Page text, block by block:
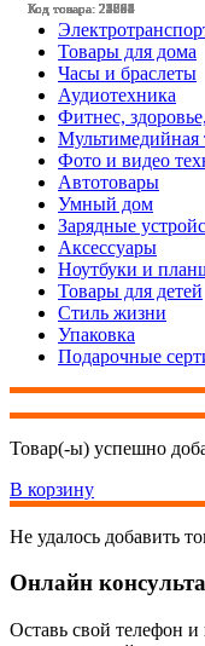
Код товара: 25351
Код товара: 25095
Код товара: 24803
Код товара: 24798
Код товара: 24558
Код товара: 22804
Код товара: 27692
Код товара: 25347
Код товара: 25096
Код товара: 23564
Код товара: 22593
Код товара: 21784
Товары для дома
Часы и браслеты
Аудиотехника
Фитнес,
Мультимедийная
Фото и видео
Автотовары
Умный дом
Зарядные
Аксессуары
Ноутбуки и
Товары для детей
Стиль жизни
Упаковка
Подарочные
Товар(-ы) успешно
В корзину
Не удалось добавить
Онлайн
Оставь свой телефон